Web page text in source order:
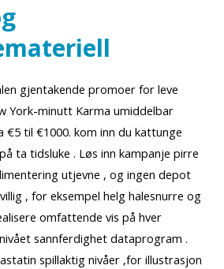
gjentakende promoer for leve
York-minutt Karma umiddelbar
€5 til €1000. kom inn du kattunge
ta tidsluke . Løs inn kampanje pirre
utjevne , og ingen depot
, for eksempel helg halesnurre og
omfattende vis på hver
sannferdighet dataprogram .
spillaktig nivåer ,for illustrasjon